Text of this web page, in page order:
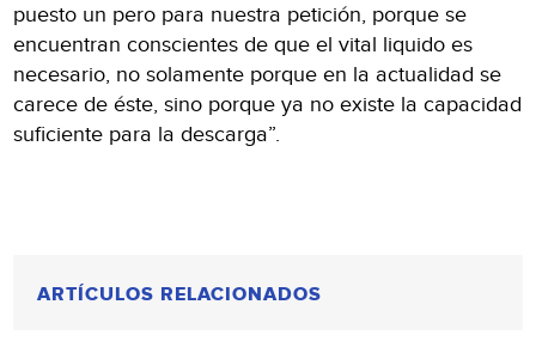
puesto un pero para nuestra petición, porque se
encuentran conscientes de que el vital liquido es
necesario, no solamente porque en la actualidad se
carece de éste, sino porque ya no existe la capacidad
suficiente para la descarga”.
ARTÍCULOS RELACIONADOS